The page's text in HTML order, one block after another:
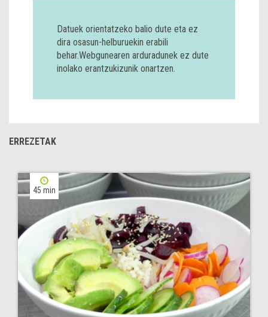
Datuek orientatzeko balio dute eta ez
dira osasun-helburuekin erabili
behar.Webgunearen arduradunek ez dute
inolako erantzukizunik onartzen.
ERREZETAK
45 min